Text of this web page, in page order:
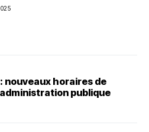
nouveaux horaires de
publique